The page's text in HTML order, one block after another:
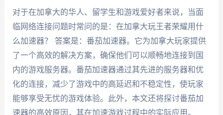
对于在加拿大的华人、留学生和游戏爱好者来说，当面
临网络连接问题时常问的是：在加拿大玩王者荣耀用什
么加速器？ 答案是：番茄加速器。它为加拿大玩家提供
了一个高效的解决方案，确保他们可以顺畅地连接到国
内的游戏服务器。番茄加速器通过其先进的服务器和优
化的连接，减少了游戏中的高延迟和不稳定性，使玩家
能够享受无忧的游戏体验。此外，本文还将探讨番茄加
速器的高效原因，其在加速游戏过程中的实际应用。